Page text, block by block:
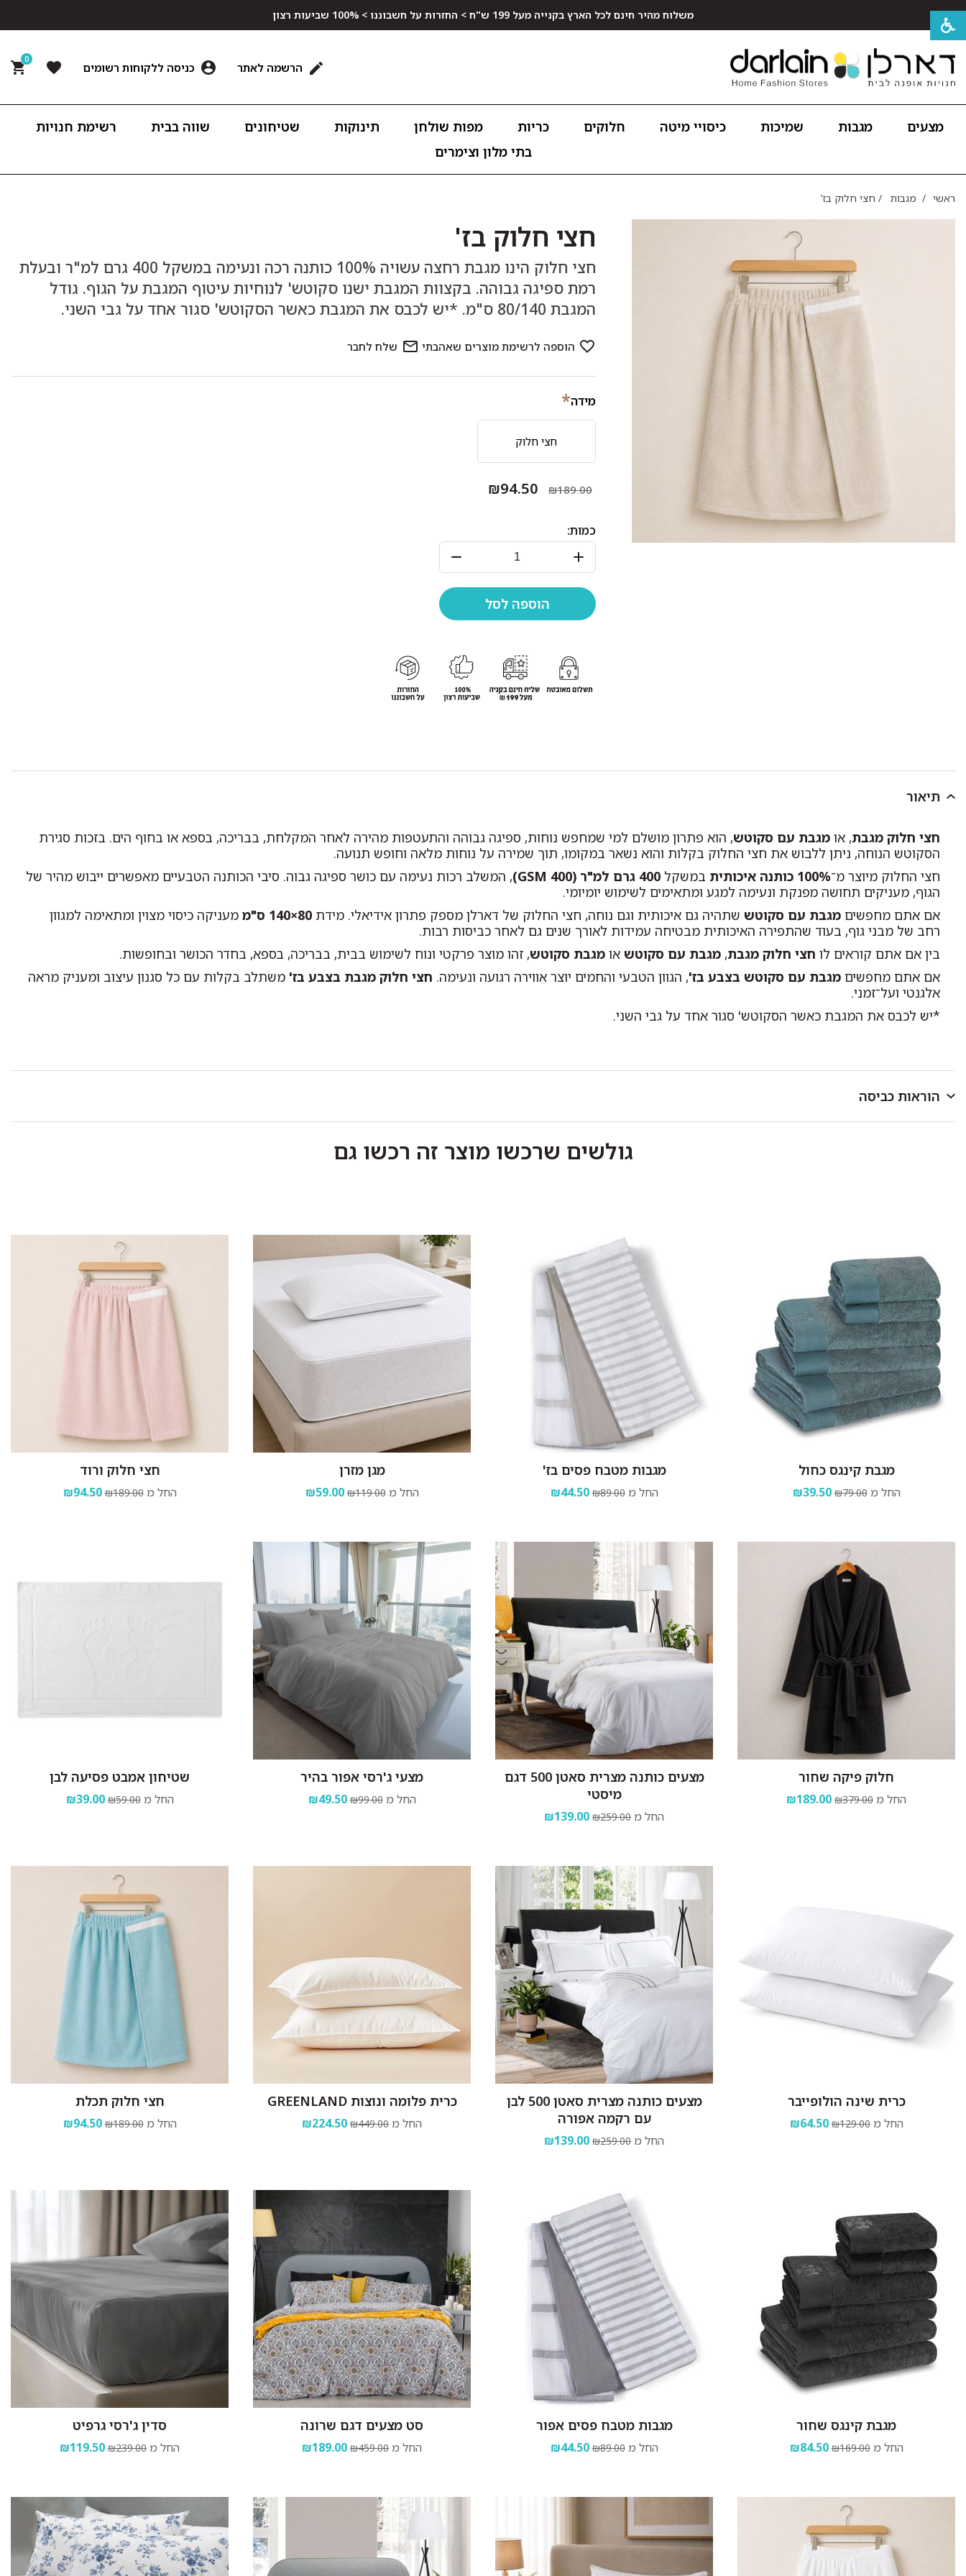
משלוח מהיר חינם לכל הארץ בקנייה מעל 199 ש"ח > החזרות על חשבוננו > 100% שביעות רצון
הרשמה לאתר כניסה ללקוחות רשומים
0
מצעים מגבות שמיכות כיסויי מיטה חלוקים כריות מפות שולחן תינוקות שטיחונים שווה בבית
רשימת חנויות
בתי מלון וצימרים
ראשי / מגבות / חצי חלוק בז'
חצי חלוק בז'
חצי חלוק הינו מגבת רחצה עשויה 100% כותנה רכה ונעימה במשקל 400 גרם למ"ר ובעלת
רמת ספיגה גבוהה. בקצוות המגבת ישנו סקוטש' לנוחיות עיטוף המגבת על הגוף. גודל
המגבת 80/140 ס"מ. *יש לכבס את המגבת כאשר הסקוטש' סגור אחד על גבי השני.
מידה*
חצי חלוק
₪189.00
₪94.50
כמות:
תיאור
חצי חלוק מגבת, או מגבת עם סקוטש, הוא פתרון מושלם למי שמחפש נוחות, ספיגה גבוהה והתעטפות מהירה לאחר המקלחת, בבריכה, בספא או בחוף הים. בזכות סגירת
הסקוטש הנוחה, ניתן ללבוש את חצי החלוק בקלות והוא נשאר במקומו, תוך שמירה על נוחות מלאה וחופש תנועה.
חצי החלוק מיוצר מ־100% כותנה איכותית במשקל 400 גרם למ"ר (400 GSM)
, המשלב רכות נעימה עם כושר ספיגה גבוה. סיבי הכותנה הטבעיים מאפשרים ייבוש מהיר של
הגוף, מעניקים תחושה מפנקת ונעימה למגע ומתאימים לשימוש יומיומי.
אם אתם מחפשים מגבת עם סקוטש שתהיה גם איכותית וגם נוחה, חצי החלוק של דארלן מספק פתרון אידיאלי. מידת 80×140 ס"מ
מעניקה כיסוי מצוין ומתאימה למגוון
רחב של מבני גוף, בעוד שהתפירה האיכותית מבטיחה עמידות לאורך שנים גם לאחר כביסות רבות.
בין אם אתם קוראים לו חצי חלוק מגבת, מגבת עם סקוטש או מגבת סקוטש, זהו מוצר פרקטי ונוח לשימוש בבית, בבריכה, בספא, בחדר הכושר ובחופשות.
אם אתם מחפשים מגבת עם סקוטש בצבע בז', הגוון הטבעי והחמים יוצר אווירה רגועה ונעימה. חצי חלוק מגבת בצבע בז' משתלב בקלות עם כל סגנון עיצוב ומעניק מראה
אלגנטי ועל־זמני.
*יש לכבס את המגבת כאשר הסקוטש' סגור אחד על גבי השני.
הוראות כביסה
גולשים שרכשו מוצר זה רכשו גם
מגבת קינגס כחול
החל מ ₪79.00
₪39.50
מגבות מטבח פסים בז'
החל מ ₪89.00
₪44.50
מגן מזרן
החל מ ₪119.00
₪59.00
חצי חלוק ורוד
החל מ ₪189.00
₪94.50
חלוק פיקה שחור
החל מ ₪379.00
₪189.00
מצעים כותנה מצרית סאטן 500 דגם
מיסטי
החל מ ₪259.00
₪139.00
מצעי ג'רסי אפור בהיר
החל מ ₪99.00
₪49.50
שטיחון אמבט פסיעה לבן
החל מ ₪59.00
₪39.00
כרית שינה הולופייבר
החל מ ₪129.00
₪64.50
מצעים כותנה מצרית סאטן 500 לבן
עם רקמה אפורה
החל מ ₪259.00
₪139.00
כרית פלומה ונוצות GREENLAND
החל מ ₪449.00
₪224.50
חצי חלוק תכלת
החל מ ₪189.00
₪94.50
מגבת קינגס שחור
החל מ ₪169.00
₪84.50
מגבות מטבח פסים אפור
החל מ ₪89.00
₪44.50
סט מצעים דגם שרונה
החל מ ₪459.00
₪189.00
סדין ג'רסי גרפיט
החל מ ₪239.00
₪119.50